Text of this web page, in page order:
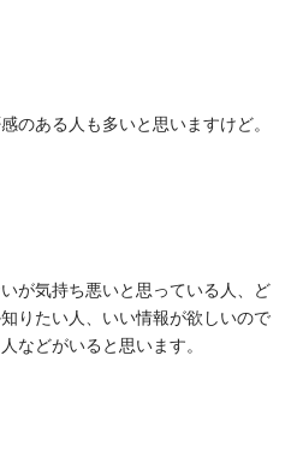
のある人も多いと思いますけど。
が気持ち悪いと思っている人、ど
りたい人、いい情報が欲しいので
などがいると思います。